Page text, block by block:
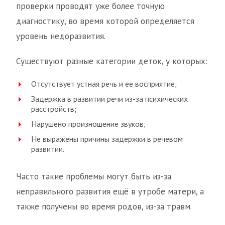
проверки проводят уже более точную
диагностику, во время которой определяется
уровень недоразвития.
Существуют разные категории деток, у которых:
Отсутствует устная речь и ее восприятие;
Задержка в развитии речи из-за психических
расстройств;
Нарушено произношение звуков;
Не выражены причины задержки в речевом
развитии.
Часто такие проблемы могут быть из-за
неправильного развития ещё в утробе матери, а
также получены во время родов, из-за травм.